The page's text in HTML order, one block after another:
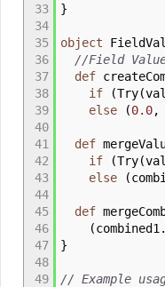
33
34
35
36
37
38
39
40
41
42
43
44
45
46
47
48
49
}
object
//Field Value
def
if
(Try(
else
(0.0,
def
if
(Try(
else
(
def
(combined1.
}
// Example